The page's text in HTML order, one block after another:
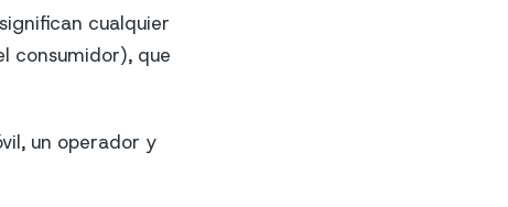
cualquier
consumidor), que
un operador y